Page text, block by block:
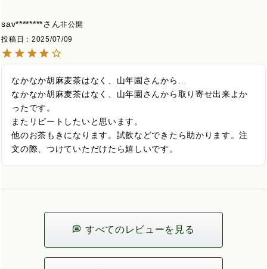
sav********
非公開
投稿日
2025/07/09
なかなか胡麻麦茶はなく、山年園さんから…
なかなか胡麻麦茶はなく、山年園さんから取り寄せ出来よか
ったです。
またリピートしたいと思います。
他のお茶もきになります。試飲などできたら助かります。注
文の際、つけていただけたら嬉しいです。
すべてのレビューを見る